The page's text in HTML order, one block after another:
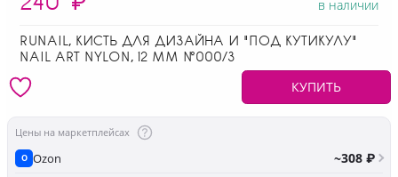
в наличии
RUNAIL, КИСТЬ ДЛЯ ДИЗАЙНА И "ПОД КУТИКУЛУ"
NAIL ART NYLON, 12 ММ №000/3
КУПИТЬ
Цены на маркетплейсах
O Ozon ~308 ₽